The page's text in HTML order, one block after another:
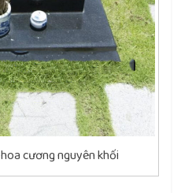
cương nguyên khối